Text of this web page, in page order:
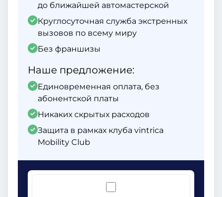
до ближайшей автомастерской
Круглосуточная служба экстренных
вызовов по всему миру
Без франшизы
Наше предложение:
Единовременная оплата, без
абонентской платы
Никаких скрытых расходов
Защита в рамках клуба vintrica
Mobility Club